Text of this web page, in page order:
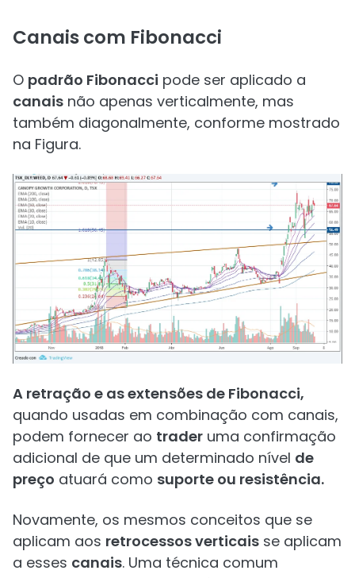
Canais com Fibonacci
O padrão Fibonacci pode ser aplicado a
canais não apenas verticalmente, mas
também diagonalmente, conforme mostrado
na Figura.
A retração e as extensões de Fibonacci,
quando usadas em combinação com canais,
podem fornecer ao trader uma confirmação
adicional de que um determinado nível de
preço atuará como suporte ou resistência.
Novamente, os mesmos conceitos que se
aplicam aos retrocessos verticais se aplicam
a esses canais. Uma técnica comum